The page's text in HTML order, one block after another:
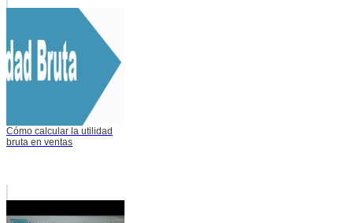
Cómo calcular la utilidad
bruta en ventas